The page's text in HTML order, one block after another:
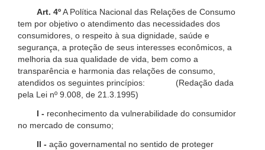
Art. 4ºA Política Nacional das Relações de Consumo
tem por objetivo o atendimento das necessidades dos
consumidores, o respeito à sua dignidade, saúde e
segurança, a proteção de seus interesses econômicos, a
melhoria da sua qualidade de vida, bem como a
transparência e harmonia das relações de consumo,
atendidos os seguintes princípios: (Redação dada
pela Lei nº 9.008, de 21.3.1995)
I - reconhecimento da vulnerabilidade do consumidor
no mercado de consumo;
II - ação governamental no sentido de proteger